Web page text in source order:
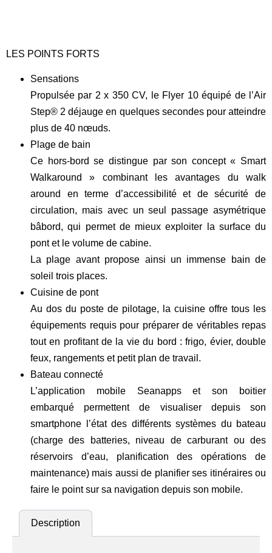
LES POINTS FORTS
Sensations
Propulsée par 2 x 350 CV, le Flyer 10 équipé de l’Air
Step® 2 déjauge en quelques secondes pour atteindre
plus de 40 nœuds.
Plage de bain
Ce hors-bord se distingue par son concept « Smart
Walkaround » combinant les avantages du walk
around en terme d’accessibilité et de sécurité de
circulation, mais avec un seul passage asymétrique
bâbord, qui permet de mieux exploiter la surface du
pont et le volume de cabine.
La plage avant propose ainsi un immense bain de
soleil trois places.
Cuisine de pont
Au dos du poste de pilotage, la cuisine offre tous les
équipements requis pour préparer de véritables repas
tout en profitant de la vie du bord : frigo, évier, double
feux, rangements et petit plan de travail.
Bateau connecté
L’application mobile Seanapps et son boitier
embarqué permettent de visualiser depuis son
smartphone l’état des différents systèmes du bateau
(charge des batteries, niveau de carburant ou des
réservoirs d’eau, planification des opérations de
maintenance) mais aussi de planifier ses itinéraires ou
faire le point sur sa navigation depuis son mobile.
Description